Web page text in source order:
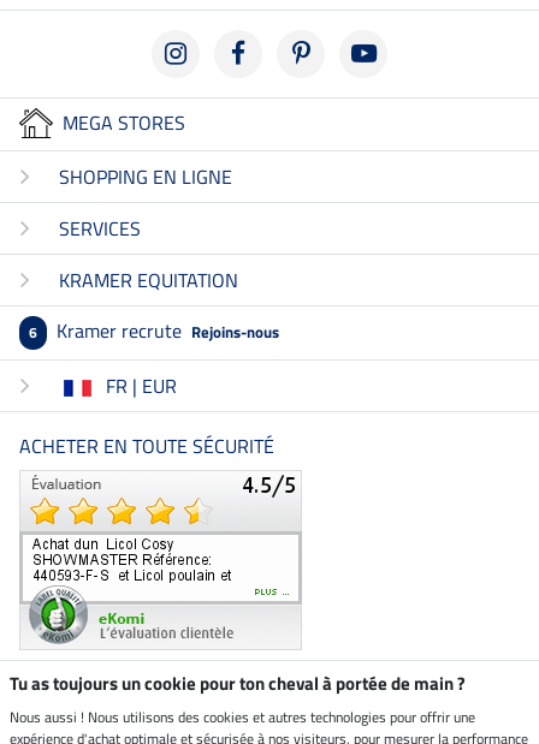
MEGA STORES
SHOPPING EN LIGNE
SERVICES
KRAMER EQUITATION
6 Kramer recrute Rejoins-nous
FR | EUR
ACHETER EN TOUTE SÉCURITÉ
Boutique climatiquement
Tu as toujours un cookie pour ton cheval à portée de main ?
Nous aussi ! Nous utilisons des cookies et autres technologies pour offrir une
expérience d'achat optimale et sécurisée à nos visiteurs, pour mesurer la performance